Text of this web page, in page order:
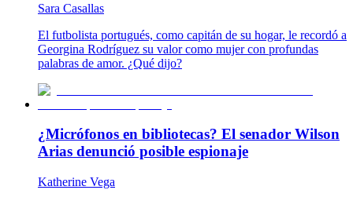
Sara Casallas
El futbolista portugués, como capitán de su hogar, le recordó a
Georgina Rodríguez su valor como mujer con profundas
palabras de amor. ¿Qué dijo?
¿Micrófonos en bibliotecas? El senador Wilson
Arias denunció posible espionaje
Katherine Vega